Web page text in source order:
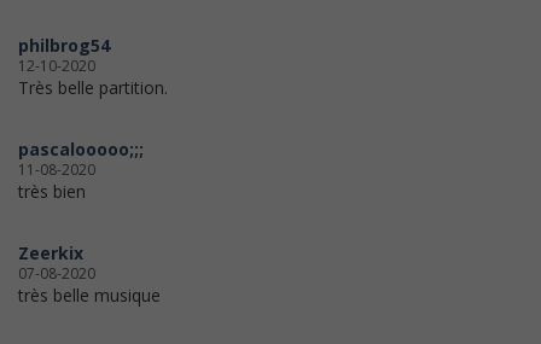
philbrog54
12-10-2020
Très belle partition.
pascalooooo;;;
11-08-2020
très bien
Zeerkix
07-08-2020
très belle musique